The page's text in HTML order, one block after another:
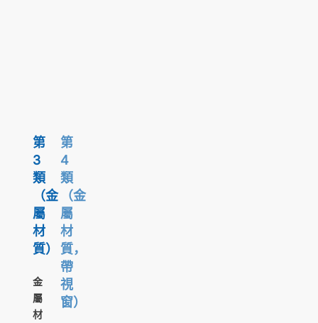
第
3
類
（金
屬
材
質）
金
屬
材
第
4
類
（金
屬
材
質，
帶
視
窗）